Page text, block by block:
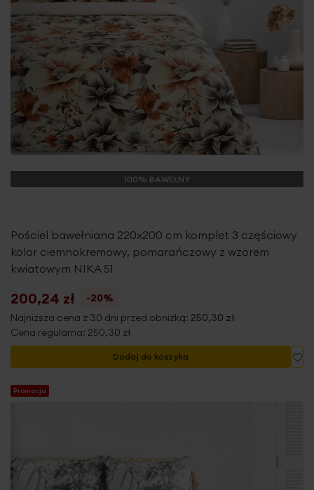
100% BAWEŁNY
Pościel bawełniana 220x200 cm komplet 3 częściowy
kolor ciemnokremowy, pomarańczowy z wzorem
kwiatowym NIKA 51
200,24 zł
-20%
Najniższa cena z 30 dni przed obniżką: 250,30 zł
Cena regularna: 250,30 zł
Dodaj do koszyka
Promocja